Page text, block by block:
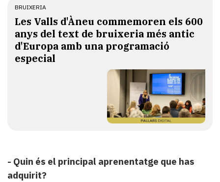
BRUIXERIA
Les Valls d'Àneu commemoren els 600
anys del text de bruixeria més antic
d'Europa amb una programació
especial
- Quin és el principal aprenentatge que has
adquirit?